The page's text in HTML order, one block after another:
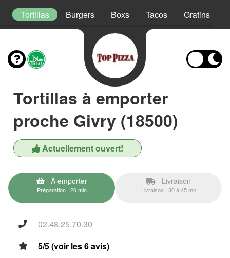
Tortillas Burgers Boxs Tacos Gratins
Tortillas à emporter
proche Givry (18500)
Actuellement ouvert!
À emporter
Préparation : 20 min
Livraison
Livraison : 30 à 45 mn
02.48.25.70.30
5/5 (voir les 6 avis)